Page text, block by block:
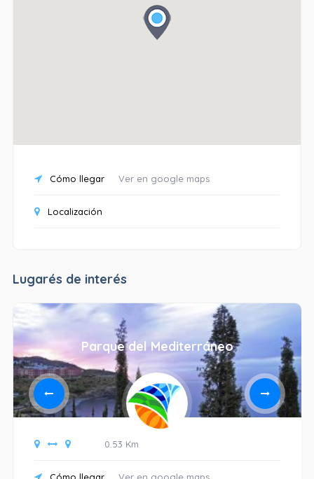
Cómo llegar Ver en google maps
Localización
Lugarés de interés
Parque del Mediterráneo
0.53 Km